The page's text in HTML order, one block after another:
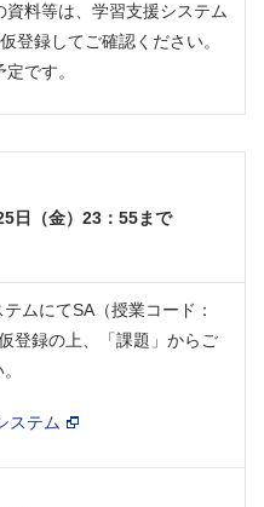
料等は、学習支援システム
登録してご確認ください。
です。
日（金）23：55まで
ムにてSA（授業コード：
登録の上、「課題」からご
ステム